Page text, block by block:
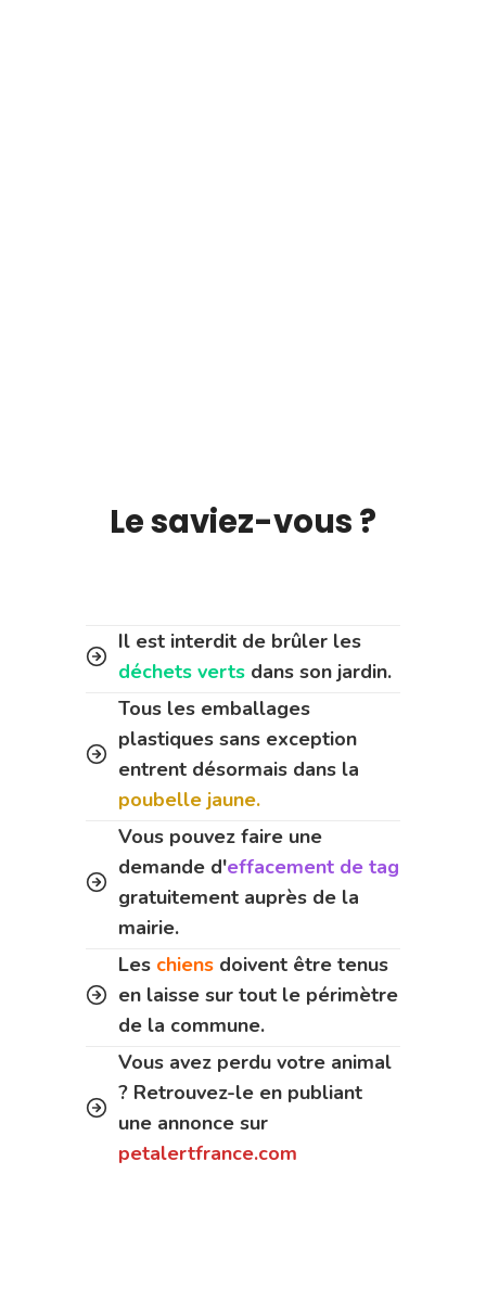
Le saviez-vous ?
Il est interdit de brûler les
déchets verts dans son jardin.
Tous les emballages
plastiques sans exception
entrent désormais dans la
poubelle jaune.
Vous pouvez faire une
demande d'effacement de tag
gratuitement auprès de la
mairie.
Les chiens doivent être tenus
en laisse sur tout le périmètre
de la commune.
Vous avez perdu votre animal
? Retrouvez-le en publiant
une annonce sur
petalertfrance.com